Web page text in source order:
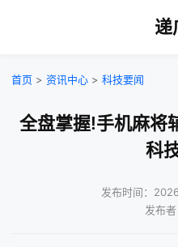
递
首页 > 资讯中心 > 科技要闻
全盘掌握!手机麻将
科
发布时间：
发布